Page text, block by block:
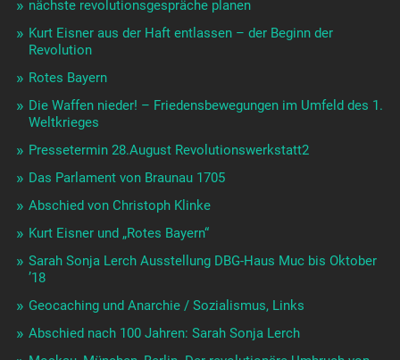
nächste revolutionsgespräche planen
Kurt Eisner aus der Haft entlassen – der Beginn der
Revolution
Rotes Bayern
Die Waffen nieder! – Friedensbewegungen im Umfeld des 1.
Weltkrieges
Pressetermin 28.August Revolutionswerkstatt2
Das Parlament von Braunau 1705
Abschied von Christoph Klinke
Kurt Eisner und „Rotes Bayern“
Sarah Sonja Lerch Ausstellung DBG-Haus Muc bis Oktober
’18
Geocaching und Anarchie / Sozialismus, Links
Abschied nach 100 Jahren: Sarah Sonja Lerch